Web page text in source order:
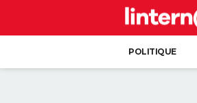
POLITIQUE